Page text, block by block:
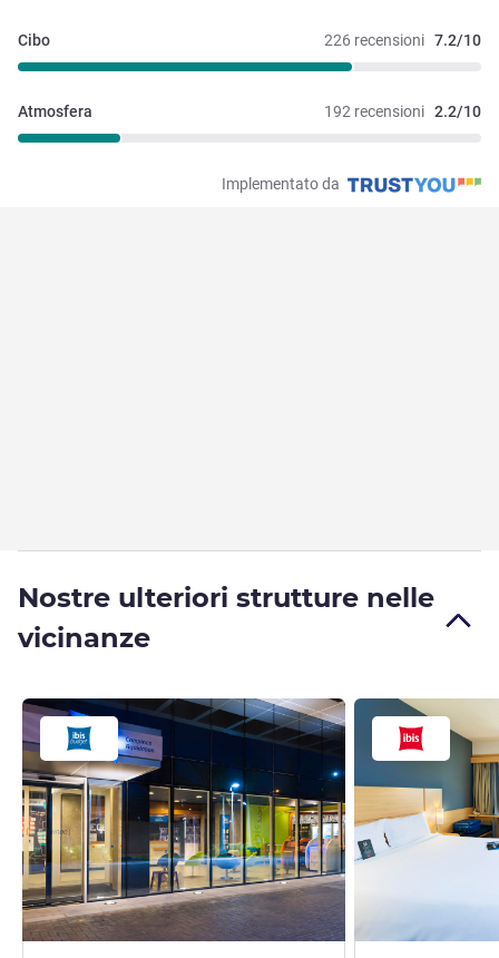
226 recensioni 7.2/10
Cibo
192 recensioni 2.2/10
Atmosfera
Implementato da
Nostre ulteriori strutture nelle
vicinanze